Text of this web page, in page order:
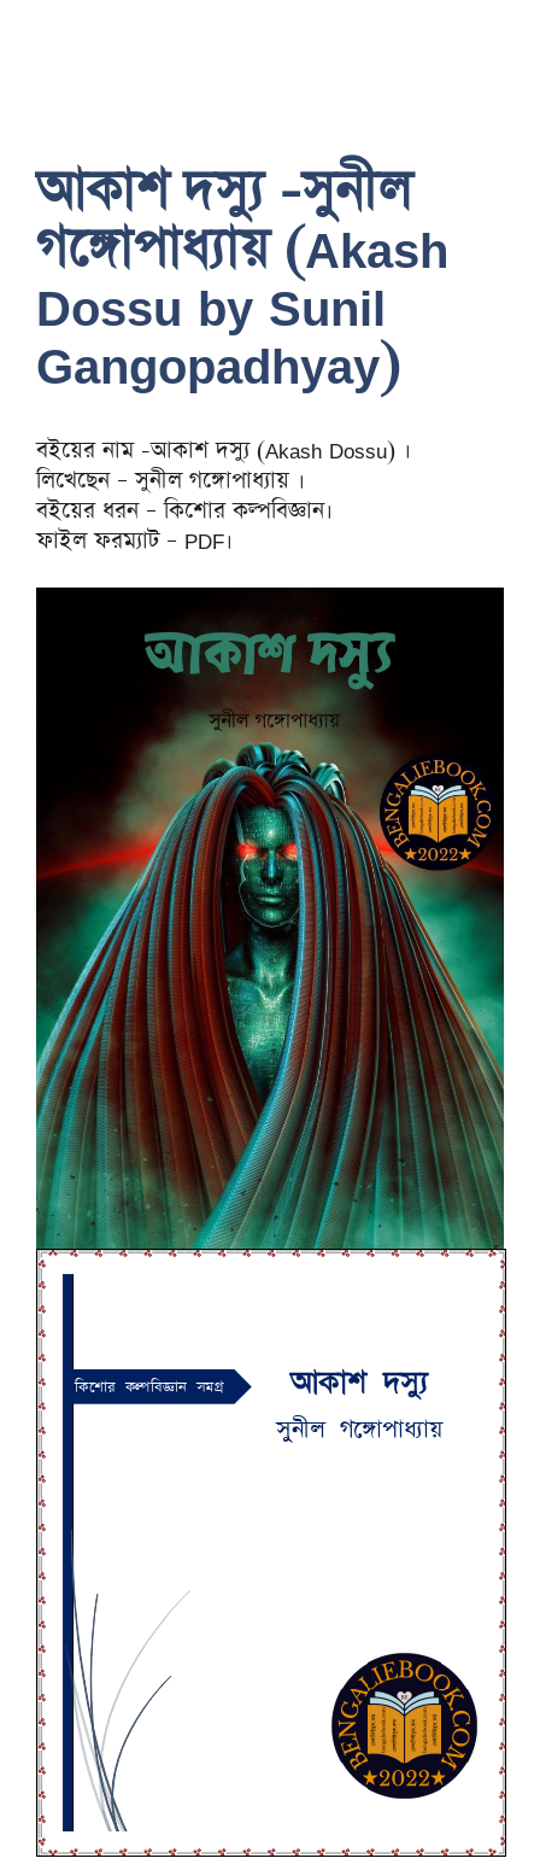
আকাশ দস্যু -সুনীল
গঙ্গোপাধ্যায় (Akash
Dossu by Sunil
Gangopadhyay)
বইয়ের নাম -আকাশ দস্যু (Akash Dossu) ।
লিখেছেন – সুনীল গঙ্গোপাধ্যায় ।
বইয়ের ধরন – কিশোর কল্পবিজ্ঞান।
ফাইল ফরম্যাট – PDF।